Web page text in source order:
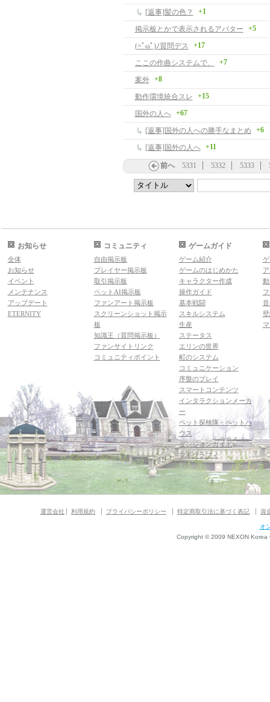
[返事]髪の色？ +1
掲示板とかで表示されるアバター +5
(=ﾟωﾟ)ﾉ質問デス +17
ここの作曲システムで、 +7
案外 +8
動作環境統合スレ +15
国外の人へ +67
[返事]国外の人への勝手なまとめ +6
[返事]国外の人へ +11
前へ 5331 5332 5333
お知らせ
全体
お知らせ
イベント
メンテナンス
アップデート
ETERNITY
コミュニティ
自由掲示板
プレイヤー掲示板
取引掲示板
ペットAI掲示板
ファンアート掲示板
スクリーンショット掲示
板
知識王（質問掲示板）
ファンサイトリンク
コミュニティポイント
ゲームガイド
ゲーム紹介
ゲームのはじめかた
キャラクター作成
操作ガイド
基本戦闘
スキルシステム
生産
ステータス
エリンの世界
町のシステム
コミュニケーション
序盤のプレイ
スマートコンテンツ
インタラクションメーカ
ー
ペット探検隊・ペットハ
ウス
ダンジョンガイド
マギグラフィ
運営会社 利用規約 プライバシーポリシー 特定商取引法に基づく表記 資
オ
Copyright © 2009 NEXON Korea